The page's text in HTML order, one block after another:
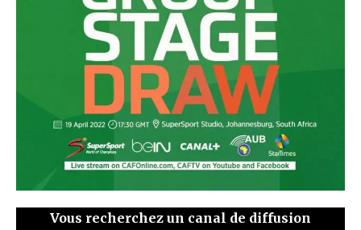
Vous recherchez un canal de diffusion